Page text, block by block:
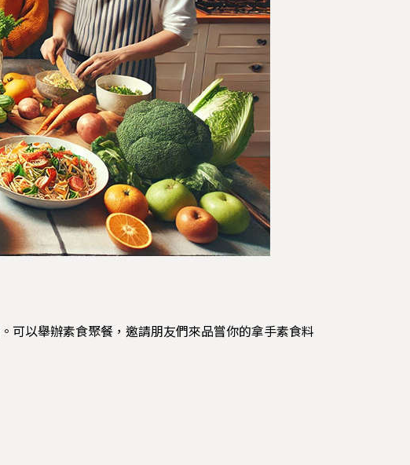
可以舉辦素食聚餐，邀請朋友們來品嘗你的拿手素食料